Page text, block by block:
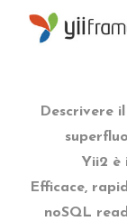
Descrivere
Yii2 è
Efficace,
noSQL